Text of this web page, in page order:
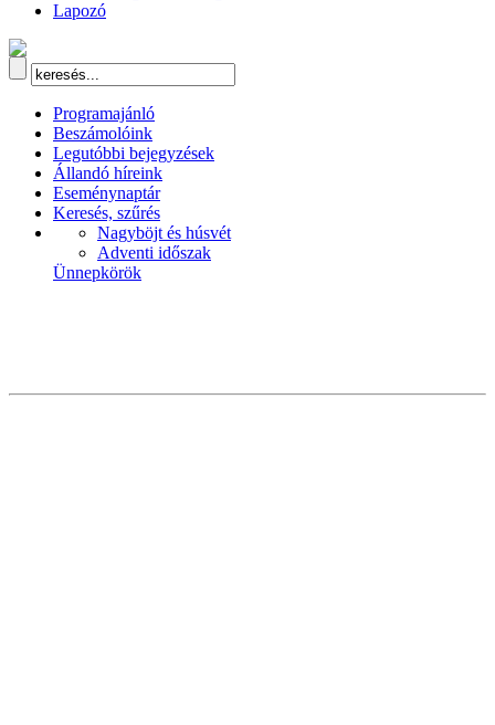
Lapozó
Programajánló
Beszámolóink
Legutóbbi bejegyzések
Állandó híreink
Eseménynaptár
Keresés, szűrés
Nagyböjt és húsvét
Adventi időszak
Ünnepkörök